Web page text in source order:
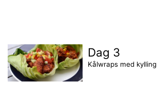
Dag 3
Kålwraps med kylling